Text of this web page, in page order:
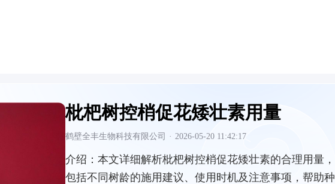
枇杷树控梢促花矮壮素用量
鹤壁全丰生物科技有限公司 · 2026-05-20 11:42:17
介绍： 本文详细解析枇杷树控梢促花矮壮素的合理用量，
包括不同树龄的施用建议、使用时机及注意事项，帮助种